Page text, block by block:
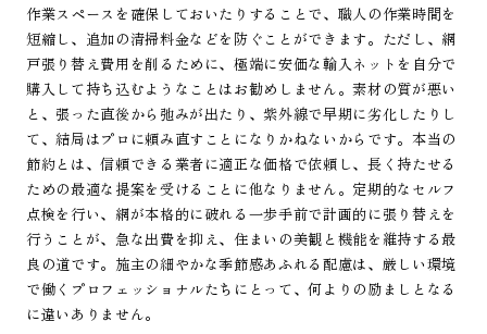
作業スペースを確保しておいたりすることで、職人の作業時間を
短縮し、追加の清掃料金などを防ぐことができます。ただし、網
戸張り替え費用を削るために、極端に安価な輸入ネットを自分で
購入して持ち込むようなことはお勧めしません。素材の質が悪い
と、張った直後から弛みが出たり、紫外線で早期に劣化したりし
て、結局はプロに頼み直すことになりかねないからです。本当の
節約とは、信頼できる業者に適正な価格で依頼し、長く持たせる
ための最適な提案を受けることに他なりません。定期的なセルフ
点検を行い、網が本格的に破れる一歩手前で計画的に張り替えを
行うことが、急な出費を抑え、住まいの美観と機能を維持する最
良の道です。施主の細やかな季節感あふれる配慮は、厳しい環境
で働くプロフェッショナルたちにとって、何よりの励ましとなる
に違いありません。